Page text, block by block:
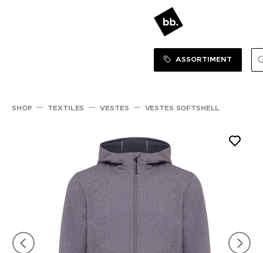
SHOP
ASSORTIMENT
SHOP TEXTILES VESTES VESTES SOFTSHELL